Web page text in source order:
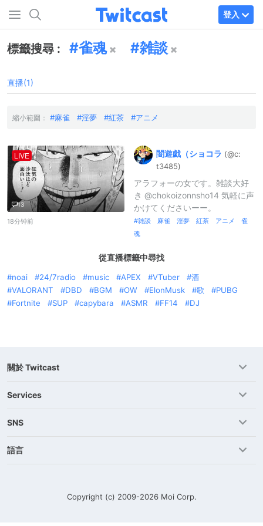
登入
標籤搜尋 : 雀魂 雑談
直播(1)
縮小範圍： 麻雀 淫夢 紅茶 アニメ
LIVE
13
18分钟前
闇遊戯（ショコラ (@c:
t3485)
アラフォーの女です。雑談大好
き @chokoizonnsho14 気軽に声
かけてくださいーー。
雑談 麻雀 淫夢 紅茶 アニメ 雀
魂
從直播標籤中尋找
noai 24/7radio music APEX VTuber
酒
VALORANT
DBD BGM OW ElonMusk 歌
PUBG
Fortnite
SUP capybara ASMR FF14 DJ
關於 Twitcast
Services
SNS
語言
Copyright (c) 2009-2026 Moi Corp.